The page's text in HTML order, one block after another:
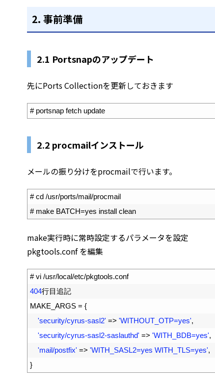
2. 事前準備
2.1 Portsnapのアップデート
先にPorts Collectionを更新しておきます
# portsnap fetch update
2.2 procmailインストール
メールの振り分けをprocmailで行います。
# cd /usr/ports/mail/procmail
# make BATCH=yes install clean
make実行時に常時設定するパラメータを設定
pkgtools.conf を編集
# vi /usr/local/etc/pkgtools.conf
404行目追記
MAKE_ARGS = {
'security/cyrus-sasl2' => 'WITHOUT_OTP=yes',
'security/cyrus-sasl2-saslauthd' => 'WITH_BDB=yes',
'mail/postfix' => 'WITH_SASL2=yes WITH_TLS=yes',
}